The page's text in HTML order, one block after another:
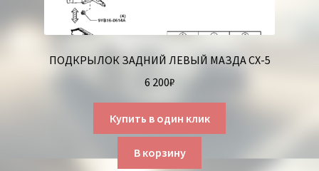
ПОДКРЫЛОК ЗАДНИЙ ЛЕВЫЙ МАЗДА СХ-5
6 200₽
Купить в один клик
В корзину